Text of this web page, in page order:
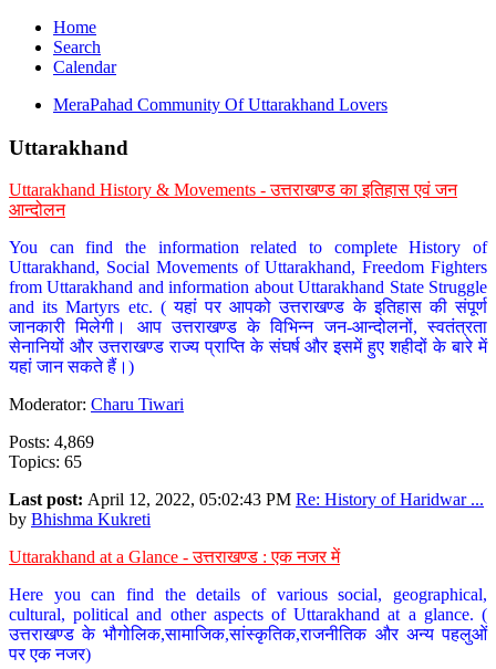
Home
Search
Calendar
MeraPahad Community Of Uttarakhand Lovers
Uttarakhand
Uttarakhand History & Movements - उत्तराखण्ड का इतिहास एवं जन
आन्दोलन
You can find the information related to complete History of
Uttarakhand, Social Movements of Uttarakhand, Freedom Fighters
from Uttarakhand and information about Uttarakhand State Struggle
and its Martyrs etc. ( यहां पर आपको उत्तराखण्ड के इतिहास की संपूर्ण
जानकारी मिलेगी। आप उत्तराखण्ड के विभिन्न जन-आन्दोलनों, स्वतंत्रता
सेनानियों और उत्तराखण्ड राज्य प्राप्ति के संघर्ष और इसमें हुए शहीदों के बारे में
यहां जान सकते हैं।)
Moderator: Charu Tiwari
Posts: 4,869
Topics: 65
Last post: April 12, 2022, 05:02:43 PM Re: History of Haridwar ...
by Bhishma Kukreti
Uttarakhand at a Glance - उत्तराखण्ड : एक नजर में
Here you can find the details of various social, geographical,
cultural, political and other aspects of Uttarakhand at a glance. (
उत्तराखण्ड के भौगोलिक,सामाजिक,सांस्कृतिक,राजनीतिक और अन्य पहलुओं
पर एक नजर)